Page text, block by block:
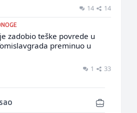
14 14
zadobio teške povrede u
preminuo u
1 33